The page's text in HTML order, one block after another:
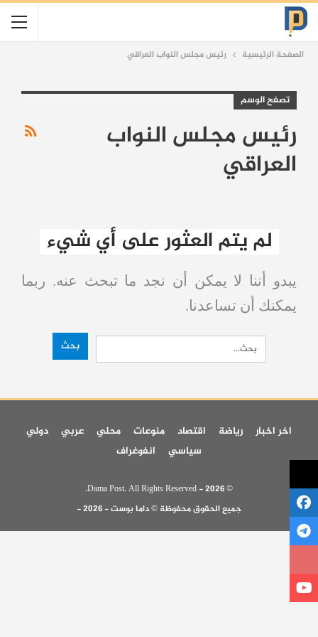
الصفحة الرئيسية رئيس مجلس النواب العراقي
تصفح الوسم
رئيس مجلس النواب
العراقي
لم يتم العثور على أي شيء
يبدو أننا لا يمكن أن نجد ما تبحث عنه. ربما
يمكنك أن تساعدنا.
اخر اخبار رياضة اقتصاد منوعات محلي عربي
دولي
سياسي
انفوغراف
© 2026 - Dama Post. All Rights Reserved.
جميع الحقوق محفوظة © داما بوست - 2026 -